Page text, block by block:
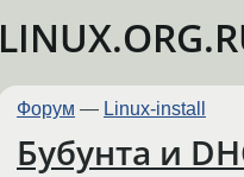
Форум — Linux-install
Бубунта и